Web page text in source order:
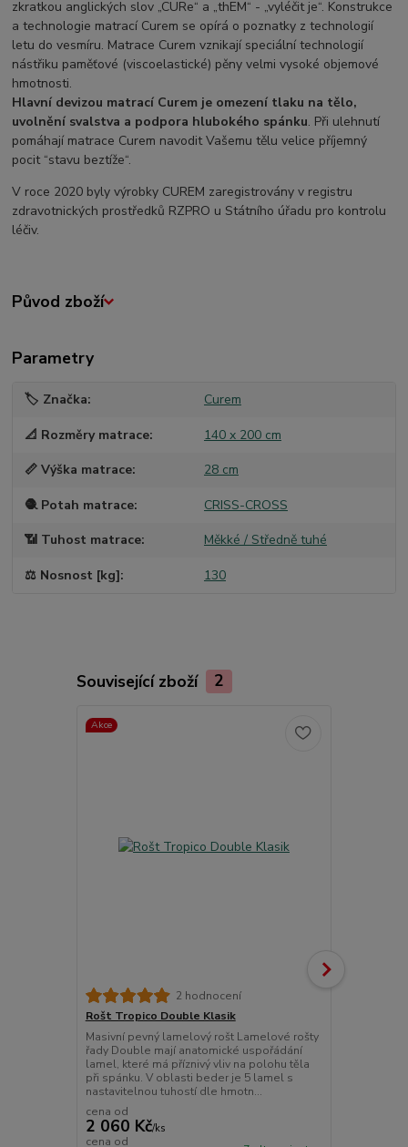
zkratkou anglických slov „CURe“ a „thEM“ - „vyléčit je“. Konstrukce
a technologie matrací Curem se opírá o poznatky z technologií
letu do vesmíru. Matrace Curem vznikají speciální technologií
nástřiku paměťové (viscoelastické) pěny velmi vysoké objemové
hmotnosti.
Hlavní devizou matrací Curem je omezení tlaku na tělo,
uvolnění svalstva a podpora hlubokého spánku. Při ulehnutí
pomáhají matrace Curem navodit Vašemu tělu velice příjemný
pocit “stavu beztíže“.
V roce 2020 byly výrobky CUREM zaregistrovány v registru
zdravotnických prostředků RZPRO u Státního úřadu pro kontrolu
léčiv.
Původ zboží
Parametry
🏷️ Značka Curem
📐 Rozměry matrace 140 x 200 cm
📏 Výška matrace 28 cm
🧶 Potah matrace CRISS-CROSS
📶 Tuhost matrace Měkké / Středně tuhé
⚖️ Nosnost [kg] 130
Související zboží 2
Akce
2 hodnocení
Rošt Tropico Double Klasik
Masivní pevný lamelový rošt Lamelové rošty
řady Double mají anatomické uspořádání
lamel, které má příznivý vliv na polohu těla
při spánku. V oblasti beder je 5 lamel s
nastavitelnou tuhostí dle hmotn...
cena od
2 060 Kč/ks
cena od